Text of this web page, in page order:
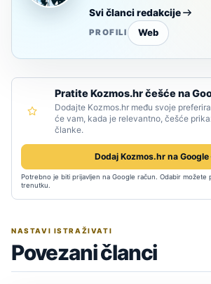
Svi članci redakcije
PROFILI Web
Pratite Kozmos.hr češće na
Dodajte Kozmos.hr među svoje
će vam, kada je relevantno, češće
članke.
Dodaj Kozmos.hr na Google
Potrebno je biti prijavljen na Google račun. Odabir možete
trenutku.
NASTAVI ISTRAŽIVATI
Povezani članci